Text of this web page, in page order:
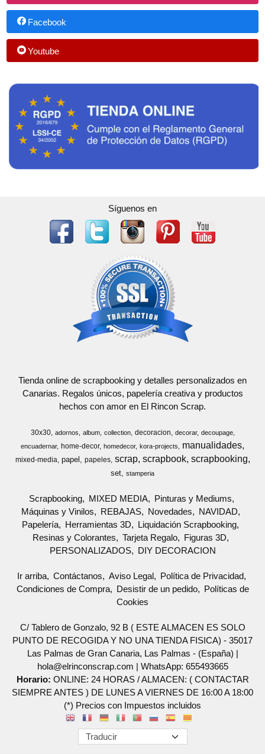
Facebook
Youtube
Síguenos en
Tienda online de scrapbooking y detalles personalizados en
Canarias. Regalos únicos, papelería creativa y productos
hechos con amor en El Rincon Scrap.
30x30 adornos album collection decoracion decorar
decoupage
encuadernar
home-decor homedecor kora-projects manualidades
mixed-media papel papeles scrap scrapbook scrapbooking
set stamperia
Scrapbooking MIXED MEDIA
Pinturas y Mediums
Máquinas y Vinilos
REBAJAS Novedades
NAVIDAD
Papelería
Herramientas 3D
Liquidación Scrapbooking
Resinas y Colorantes
Tarjeta Regalo
Figuras 3D
PERSONALIZADOS
DIY DECORACION
Ir arriba Contáctanos Aviso Legal
Política de Privacidad
Condiciones de Compra
Desistir de un pedido
Políticas de
Cookies
C/ Tablero de Gonzalo, 92 B ( ESTE ALMACEN ES SOLO
PUNTO DE RECOGIDA Y NO UNA TIENDA FISICA) - 35017
Las Palmas de Gran Canaria, Las Palmas - (España) |
hola@elrinconscrap.com | WhatsApp: 655493665
Horario: ONLINE: 24 HORAS / ALMACEN: ( CONTACTAR
SIEMPRE ANTES ) DE LUNES A VIERNES DE 16:00 A 18:00
(*) Precios con Impuestos incluidos